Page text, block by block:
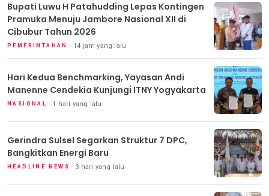
Bupati Luwu H Patahudding Lepas Kontingen
Pramuka Menuju Jambore Nasional XII di
Cibubur Tahun 2026
PEMERINTAHAN 14 jam yang lalu
Hari Kedua Benchmarking, Yayasan Andi
Manenne Cendekia Kunjungi ITNY Yogyakarta
NASIONAL 1 hari yang lalu
Gerindra Sulsel Segarkan Struktur 7 DPC,
Bangkitkan Energi Baru
HEADLINE NEWS 3 hari yang lalu